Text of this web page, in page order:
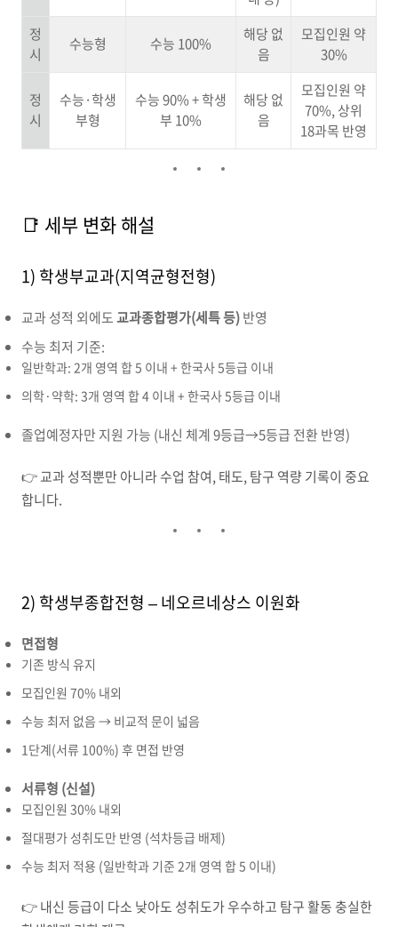
정
시
수능형 수능 100%
해당 없
음
모집인원 약
30%
정
시
수능·학생
부형
수능 90% + 학생
부 10%
해당 없
음
모집인원 약
70%, 상위
18과목 반영
📑 세부 변화 해설
1) 학생부교과(지역균형전형)
교과 성적 외에도교과종합평가(세특 등)반영
수능 최저 기준:
일반학과: 2개 영역 합 5 이내 + 한국사 5등급 이내
의학·약학: 3개 영역 합 4 이내 + 한국사 5등급 이내
졸업예정자만 지원 가능 (내신 체계 9등급→5등급 전환 반영)
👉 교과 성적뿐만 아니라 수업 참여, 태도, 탐구 역량 기록이 중요
합니다.
2) 학생부종합전형 – 네오르네상스 이원화
면접형
기존 방식 유지
모집인원 70% 내외
수능 최저 없음 → 비교적 문이 넓음
1단계(서류 100%) 후 면접 반영
서류형 (신설)
모집인원 30% 내외
절대평가 성취도만 반영 (석차등급 배제)
수능 최저 적용 (일반학과 기준 2개 영역 합 5 이내)
👉 내신 등급이 다소 낮아도 성취도가 우수하고 탐구 활동 충실한